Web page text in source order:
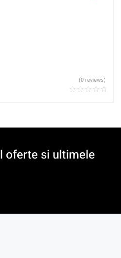
(0 reviews)
oferte si ultimele